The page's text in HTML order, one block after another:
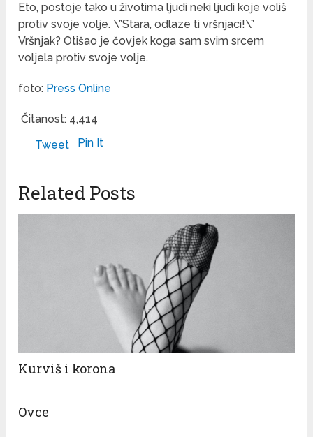
Eto, postoje tako u životima ljudi neki ljudi koje voliš
protiv svoje volje. \”Stara, odlaze ti vršnjaci!\”
Vršnjak? Otišao je čovjek koga sam svim srcem
voljela protiv svoje volje.
foto: Press Online
Čitanost: 4,414
Tweet
Pin It
Related Posts
Kurviš i korona
Ovce